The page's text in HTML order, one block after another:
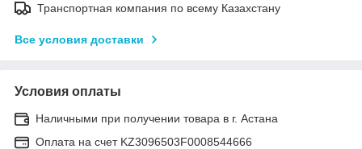
Транспортная компания по всему Казахстану
Все условия доставки
Условия оплаты
Наличными при получении товара в г. Астана
Оплата на счет KZ3096503F0008544666